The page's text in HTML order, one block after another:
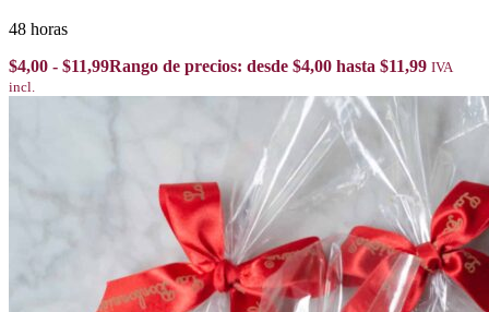
48 horas
$4,00 - $11,99Rango de precios: desde $4,00 hasta $11,99 IVA
incl.